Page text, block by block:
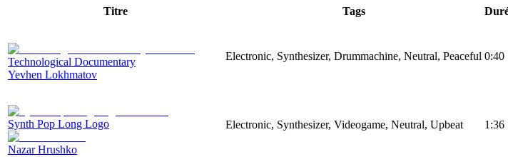
Titre Tags
Technological Documentary
Yevhen Lokhmatov
Electronic, Synthesizer, Drummachine, Neutral, Peaceful 0:40
Synth Pop Long Logo
Nazar Hrushko
Electronic, Synthesizer, Videogame, Neutral, Upbeat 1:36